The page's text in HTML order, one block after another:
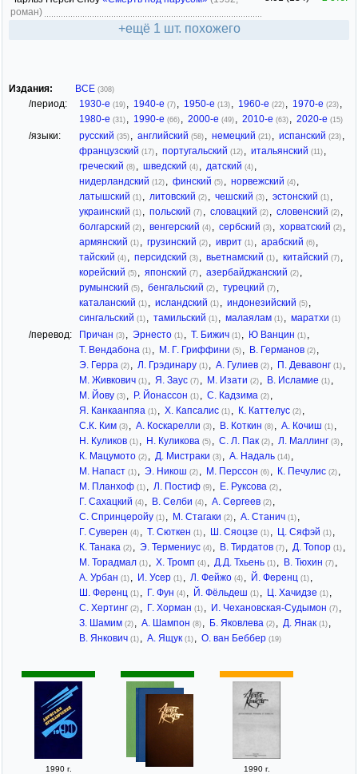
роман)
+ещё 1 шт. похожего
Издания: ВСЕ (308)
/период: 1930-е (19) , 1940-е (7) , 1950-е (13) , 1960-е (22) , 1970-е (23) ,
1980-е (31) , 1990-е (66) , 2000-е (49) , 2010-е (63) , 2020-е (15)
/языки: русский (35) , английский (58) , немецкий (21) , испанский (23) ,
французский (17) , португальский (12) , итальянский (11) ,
греческий (8) , шведский (4) , датский (4) ,
нидерландский (12) , финский (5) , норвежский (4) ,
латышский (1) , литовский (2) , чешский (3) , эстонский (1) ,
украинский (1) , польский (7) , словацкий (2) , словенский (2) ,
болгарский (2) , венгерский (4) , сербский (3) , хорватский (2) ,
армянский (1) , грузинский (2) , иврит (1) , арабский (6) ,
тайский (4) , персидский (3) , вьетнамский (1) , китайский (7) ,
корейский (5) , японский (7) , азербайджанский (2) ,
румынский (5) , бенгальский (2) , турецкий (7) ,
каталанский (1) , исландский (1) , индонезийский (5) ,
сингальский (1) , тамильский (1) , малаялам (1) , маратхи (1)
/перевод: Причан (3) , Эрнесто (1) , Т. Бижич (1) , Ю Ванцин (1) ,
Т. Вендабона (1) , М. Г. Гриффини (5) , В. Германов (2) ,
Э. Герра (2) , Л. Грэдинару (1) , А. Гулиев (2) , П. Девавонг (1) ,
М. Живкович (1) , Я. Заус (7) , М. Изати (2) , В. Исламие (1) ,
М. Йову (3) , Р. Йонассон (1) , С. Кадзима (2) ,
Я. Канкаанпяа (1) , Х. Капсалис (1) , К. Каттелус (2) ,
С.К. Ким (3) , А. Коскарелли (3) , В. Коткин (8) , А. Кочиш (1) ,
Н. Куликов (1) , Н. Куликова (5) , С. Л. Пак (2) , Л. Маллинг (3) ,
К. Мацумото (2) , Д. Мистраки (3) , А. Надаль (14) ,
М. Напаст (1) , Э. Никош (2) , М. Перссон (6) , К. Печулис (2) ,
М. Планхоф (1) , Л. Постиф (9) , Е. Руксова (2) ,
Г. Сахацкий (4) , В. Селби (4) , А. Сергеев (2) ,
С. Спринцеройу (1) , М. Стагаки (2) , А. Станич (1) ,
Г. Суверен (4) , Т. Сюткен (1) , Ш. Сяоцзе (1) , Ц. Сяфэй (1) ,
К. Танака (2) , Э. Термениус (4) , В. Тирдатов (7) , Д. Топор (1) ,
М. Торадмал (1) , Х. Тромп (4) , Д.Д. Тхьень (1) , В. Тюхин (7) ,
А. Урбан (1) , И. Усер (1) , Л. Фейжо (4) , Й. Ференц (1) ,
Ш. Ференц (1) , Г. Фун (4) , Й. Фёльдеш (1) , Ц. Хачидзе (1) ,
С. Хертинг (2) , Г. Хорман (1) , И. Чехановская-Судымон (7) ,
З. Шамим (2) , А. Шампон (8) , Б. Яковлева (2) , Д. Янак (1) ,
В. Янкович (1) , А. Ящук (1) , О. ван Беббер (19)
1990 г.
1990 г.